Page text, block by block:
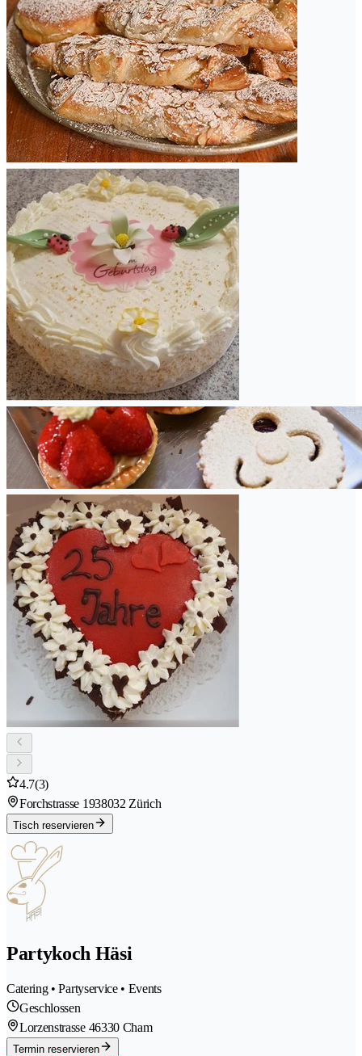
4.7(3)
Forchstrasse 1938032 Zürich
Tisch reservieren
Partykoch Häsi
Catering • Partyservice • Events
Geschlossen
Lorzenstrasse 46330 Cham
Termin reservieren